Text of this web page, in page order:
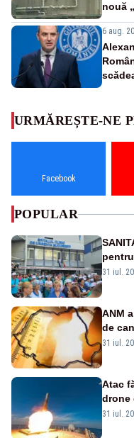
nouă
6 aug.
URMĂREȘTE-NE
Facebook
POPULAR
Legii
31 iul.
ANM
de
de
31 iul.
Atac
drone
31 iul.